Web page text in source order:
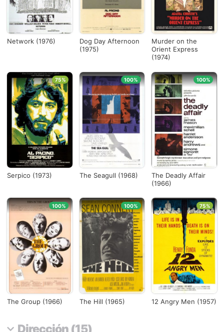
Network (1976)
Dog Day Afternoon
(1975)
Murder on the
Orient Express
(1974)
Serpico (1973)
75%
The Seagull (1968)
100%
The Deadly Affair
(1966)
100%
The Group (1966)
100%
The Hill (1965)
100%
12 Angry Men (1957)
75%
Dirección (15)